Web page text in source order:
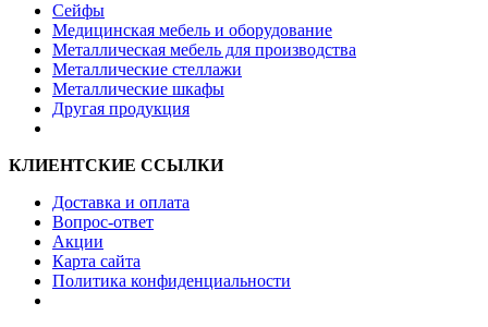
Сейфы
Медицинская мебель и оборудование
Металлическая мебель для производства
Металлические стеллажи
Металлические шкафы
Другая продукция
КЛИЕНТСКИЕ ССЫЛКИ
Доставка и оплата
Вопрос-ответ
Акции
Карта сайта
Политика конфиденциальности